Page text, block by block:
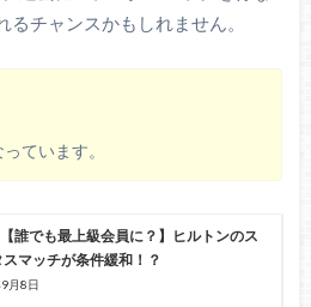
チャンスかもしれません。
ています。
【誰でも最上級会員に？】ヒルトンのス
マッチが条件緩和！？
月8日